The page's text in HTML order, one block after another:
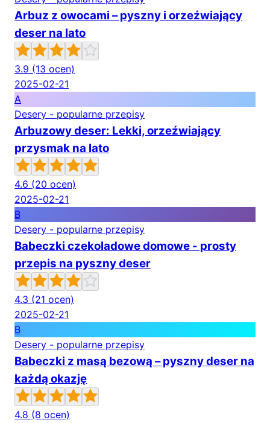
Arbuz z owocami – pyszny i orzeźwiający
deser na lato
3.9 (13 ocen)
2025-02-21
A
Desery - popularne przepisy
Arbuzowy deser: Lekki, orzeźwiający
przysmak na lato
4.6 (20 ocen)
2025-02-21
B
Desery - popularne przepisy
Babeczki czekoladowe domowe - prosty
przepis na pyszny deser
4.3 (21 ocen)
2025-02-21
B
Desery - popularne przepisy
Babeczki z masą bezową – pyszny deser na
każdą okazję
4.8 (8 ocen)